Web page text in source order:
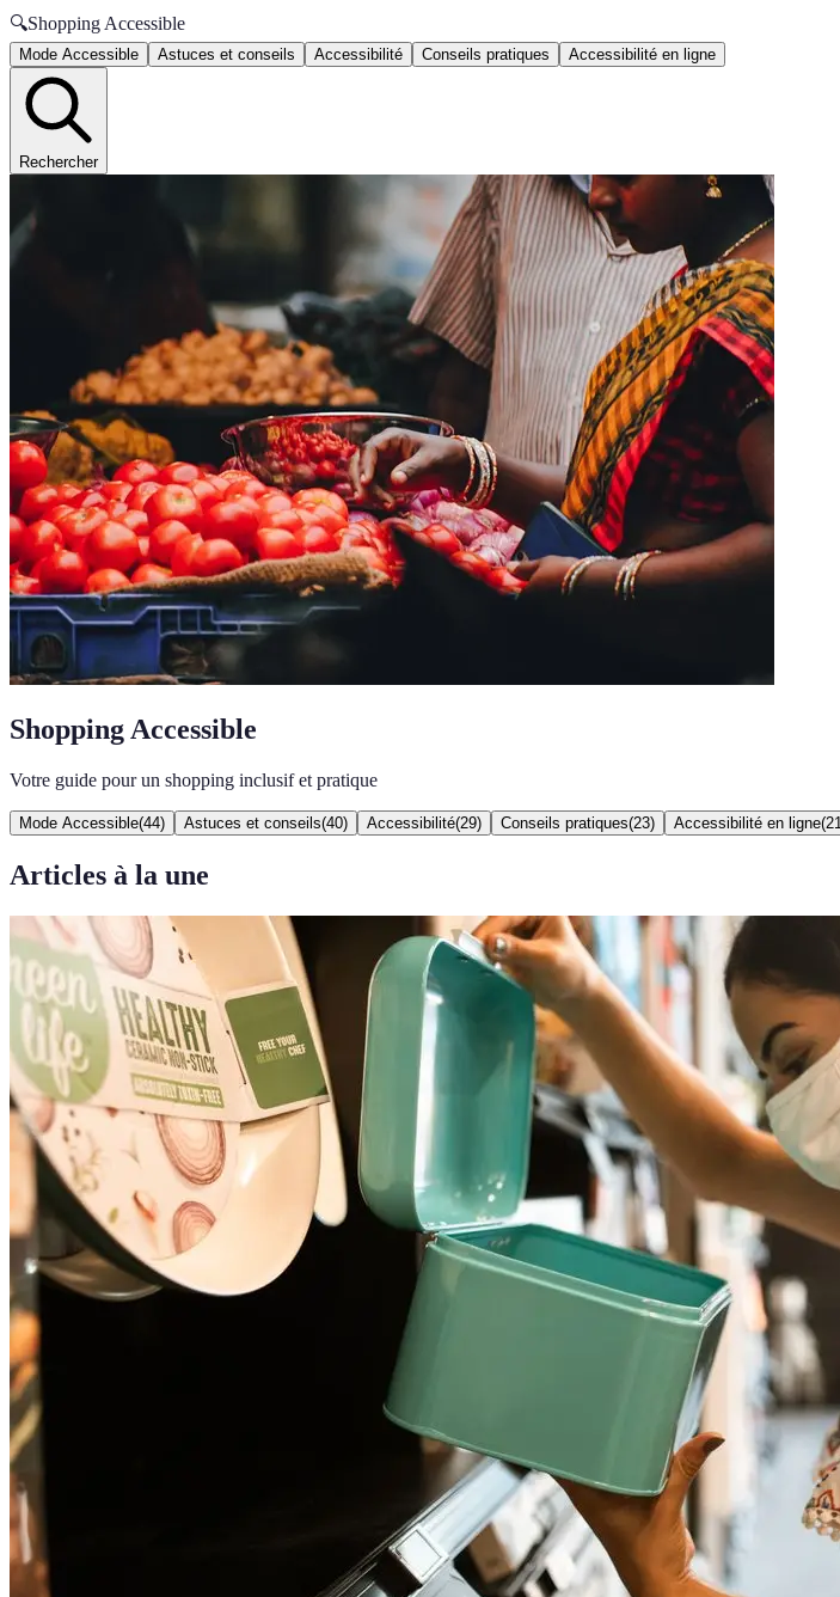
🔍Shopping Accessible
Mode Accessible Astuces et conseils Accessibilité Conseils pratiques Accessibilité en ligne
Rechercher
Shopping Accessible
Votre guide pour un shopping inclusif et pratique
Mode Accessible(44) Astuces et conseils(40) Accessibilité(29) Conseils pratiques(23) Accessibilité en ligne(21
Articles à la une